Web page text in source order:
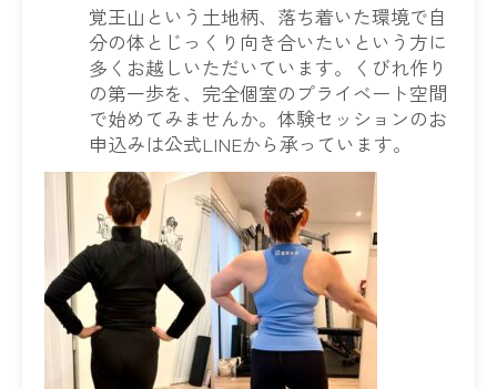
覚王山という土地柄、落ち着いた環境で自
分の体とじっくり向き合いたいという方に
多くお越しいただいています。くびれ作り
の第一歩を、完全個室のプライベート空間
で始めてみませんか。体験セッションのお
申込みは公式LINEから承っています。